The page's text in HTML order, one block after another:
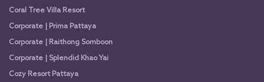
Coral Tree Villa Resort
Corporate | Prima Pattaya
Corporate | Raithong Somboon
Corporate | Splendid Khao Yai
Cozy Resort Pattaya